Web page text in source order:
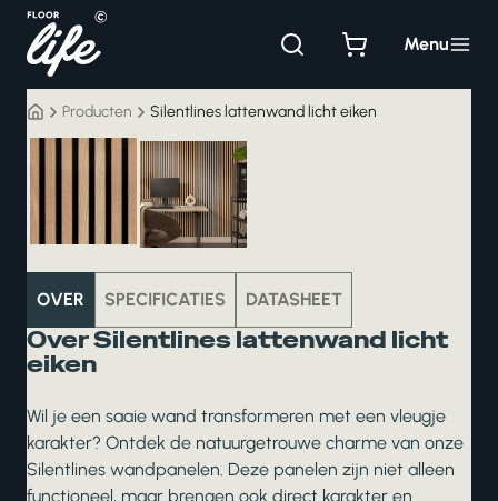
inhoud
Menu
Producten Silentlines lattenwand licht eiken
wanddecoratie
OVER SPECIFICATIES DATASHEET
Over Silentlines lattenwand licht
eiken
Wil je een saaie wand transformeren met een vleugje
karakter? Ontdek de natuurgetrouwe charme van onze
Silentlines wandpanelen. Deze panelen zijn niet alleen
functioneel, maar brengen ook direct karakter en